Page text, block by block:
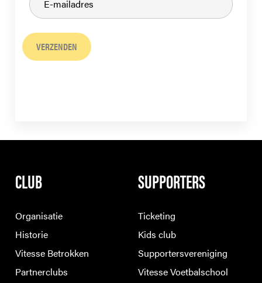
VERZENDEN
CLUB
Organisatie
Historie
Vitesse Betrokken
Partnerclubs
SUPPORTERS
Ticketing
Kids club
Supportersvereniging
Vitesse Voetbalschool